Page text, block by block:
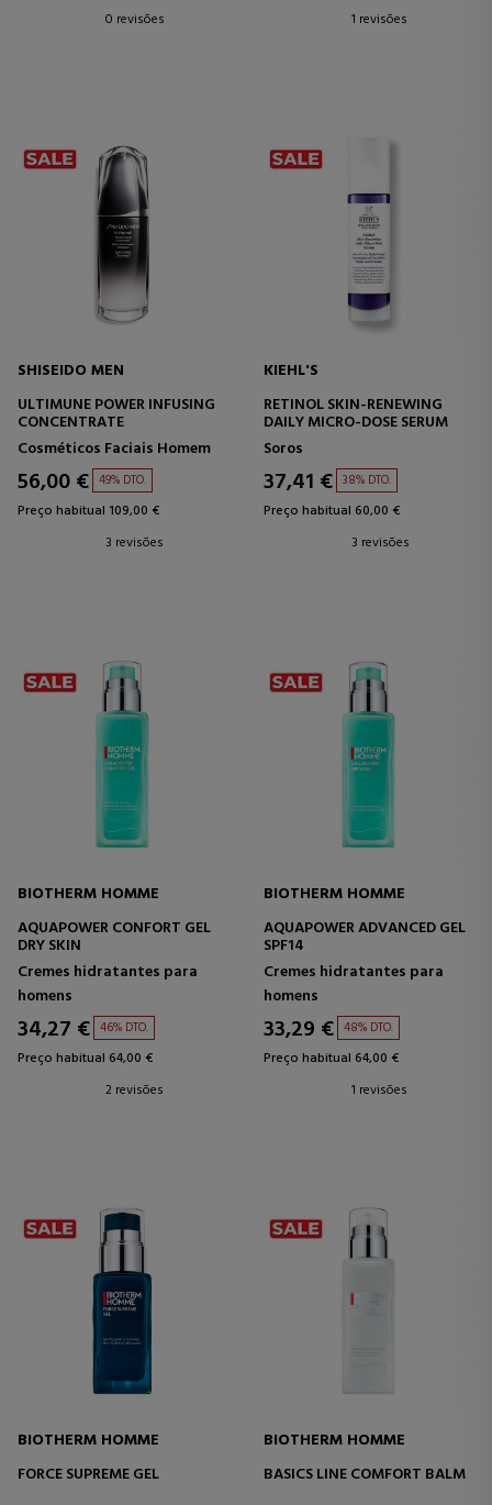
0 revisões
1 revisões
SHISEIDO MEN
ULTIMUNE POWER INFUSING
CONCENTRATE
Cosméticos Faciais Homem
56,00 € 49% DTO.
Preço habitual 109,00 €
3 revisões
KIEHL'S
RETINOL SKIN-RENEWING
DAILY MICRO-DOSE SERUM
Soros
37,41 € 38% DTO.
Preço habitual 60,00 €
3 revisões
BIOTHERM HOMME
AQUAPOWER CONFORT GEL
DRY SKIN
Cremes hidratantes para
homens
34,27 € 46% DTO.
Preço habitual 64,00 €
2 revisões
BIOTHERM HOMME
AQUAPOWER ADVANCED GEL
SPF14
Cremes hidratantes para
homens
33,29 € 48% DTO.
Preço habitual 64,00 €
1 revisões
BIOTHERM HOMME
FORCE SUPREME GEL
BIOTHERM HOMME
BASICS LINE COMFORT BALM